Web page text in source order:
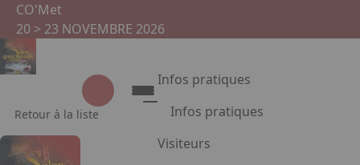
Aller au contenu principal
CO'Met
20 > 23 NOVEMBRE 2026
Infos pratiques
Infos pratiques
Accès
Visiteurs
Retour à la liste
Panneau de gestion des cookies